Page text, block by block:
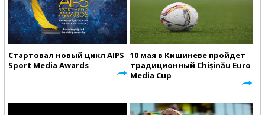
Стартовал новый цикл AIPS
Sport Media Awards
10 мая в Кишиневе пройдет
традиционный Chișinău Euro
Media Cup